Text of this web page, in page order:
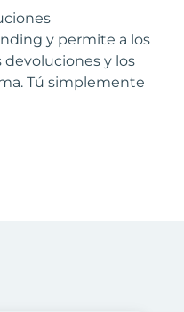
y permite a los
y los
Tú simplemente